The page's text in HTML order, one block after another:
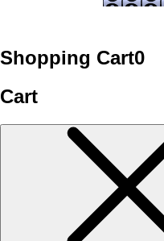
Shopping Cart0
Cart